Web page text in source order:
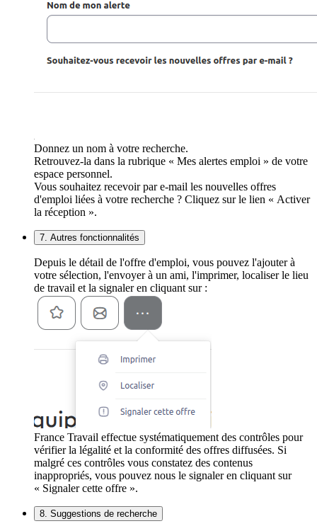
Donnez un nom à votre recherche.
Retrouvez-la dans la rubrique « Mes alertes emploi » de votre
espace personnel.
Vous souhaitez recevoir par e-mail les nouvelles offres
d'emploi liées à votre recherche ? Cliquez sur le lien « Activer
la réception ».
7. Autres fonctionnalités
Depuis le détail de l'offre d'emploi, vous pouvez l'ajouter à
votre sélection, l'envoyer à un ami, l'imprimer, localiser le lieu
de travail et la signaler en cliquant sur :
France Travail effectue systématiquement des contrôles pour
vérifier la légalité et la conformité des offres diffusées. Si
malgré ces contrôles vous constatez des contenus
inappropriés, vous pouvez nous le signaler en cliquant sur
« Signaler cette offre ».
8. Suggestions de recherche